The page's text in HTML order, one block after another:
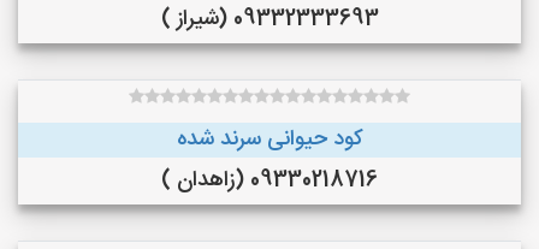
09332333693 (شیراز )
کود حیوانی سرند شده
09330218716 (زاهدان )